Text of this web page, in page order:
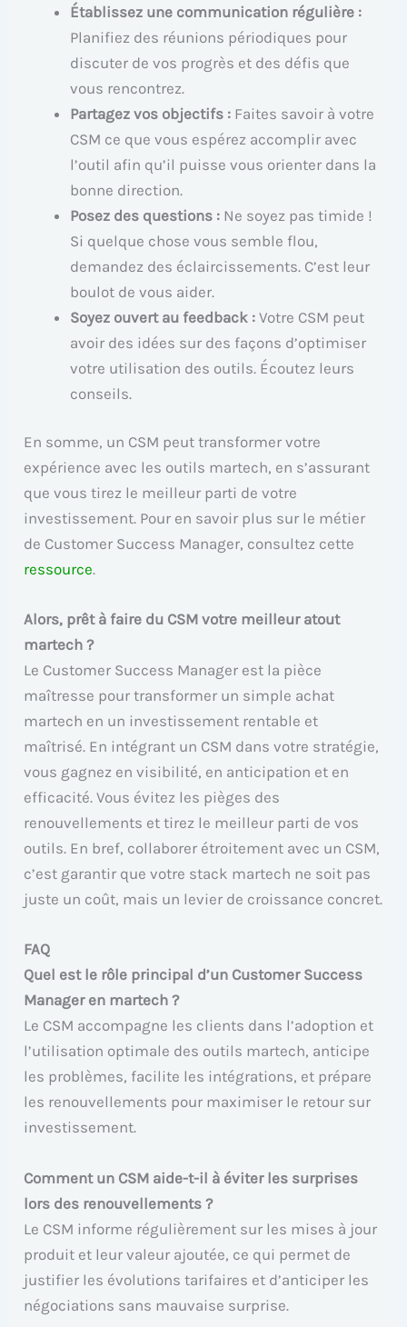
Établissez une communication régulière :
Planifiez des réunions périodiques pour
discuter de vos progrès et des défis que
vous rencontrez.
Partagez vos objectifs : Faites savoir à votre
CSM ce que vous espérez accomplir avec
l’outil afin qu’il puisse vous orienter dans la
bonne direction.
Posez des questions : Ne soyez pas timide !
Si quelque chose vous semble flou,
demandez des éclaircissements. C’est leur
boulot de vous aider.
Soyez ouvert au feedback : Votre CSM peut
avoir des idées sur des façons d’optimiser
votre utilisation des outils. Écoutez leurs
conseils.
En somme, un CSM peut transformer votre
expérience avec les outils martech, en s’assurant
que vous tirez le meilleur parti de votre
investissement. Pour en savoir plus sur le métier
de Customer Success Manager, consultez cette
ressource.
Alors, prêt à faire du CSM votre meilleur atout
martech ?
Le Customer Success Manager est la pièce
maîtresse pour transformer un simple achat
martech en un investissement rentable et
maîtrisé. En intégrant un CSM dans votre stratégie,
vous gagnez en visibilité, en anticipation et en
efficacité. Vous évitez les pièges des
renouvellements et tirez le meilleur parti de vos
outils. En bref, collaborer étroitement avec un CSM,
c’est garantir que votre stack martech ne soit pas
juste un coût, mais un levier de croissance concret.
FAQ
Quel est le rôle principal d’un Customer Success
Manager en martech ?
Le CSM accompagne les clients dans l’adoption et
l’utilisation optimale des outils martech, anticipe
les problèmes, facilite les intégrations, et prépare
les renouvellements pour maximiser le retour sur
investissement.
Comment un CSM aide-t-il à éviter les surprises
lors des renouvellements ?
Le CSM informe régulièrement sur les mises à jour
produit et leur valeur ajoutée, ce qui permet de
justifier les évolutions tarifaires et d’anticiper les
négociations sans mauvaise surprise.